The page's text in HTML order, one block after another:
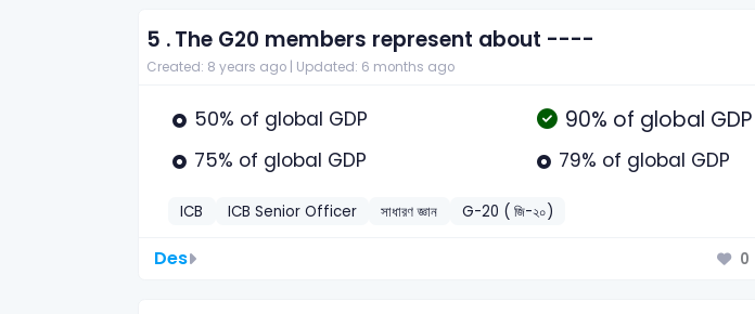
5 .The G20 members represent about ----
Created: 8 years ago | Updated: 6 months ago
50% of global GDP 90% of global GDP
75% of global GDP 79% of global GDP
ICB ICB Senior Officer সাধারণ জ্ঞান G-20 ( জি-২০)
Des 0